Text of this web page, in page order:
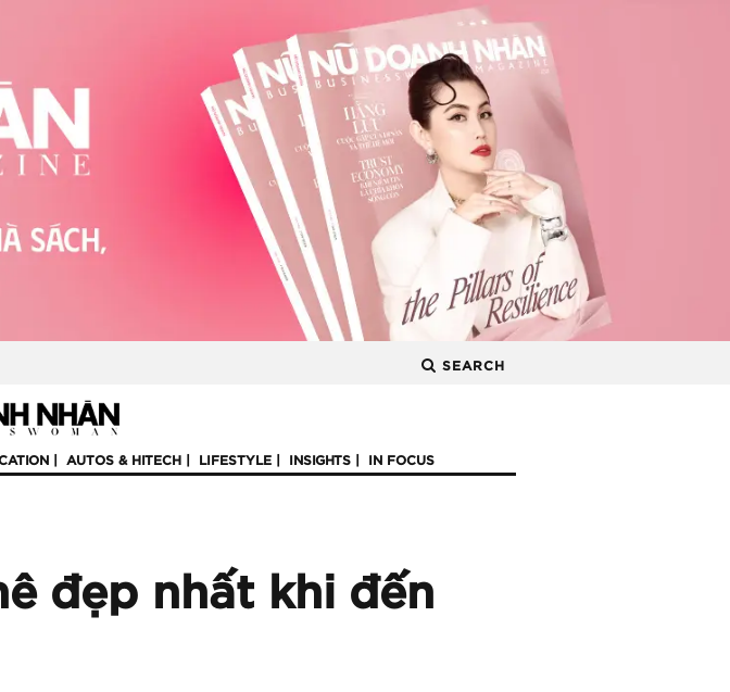
SEARCH
AUTOS & HITECH LIFESTYLE INSIGHTS IN FOCUS
đẹp nhất khi đến